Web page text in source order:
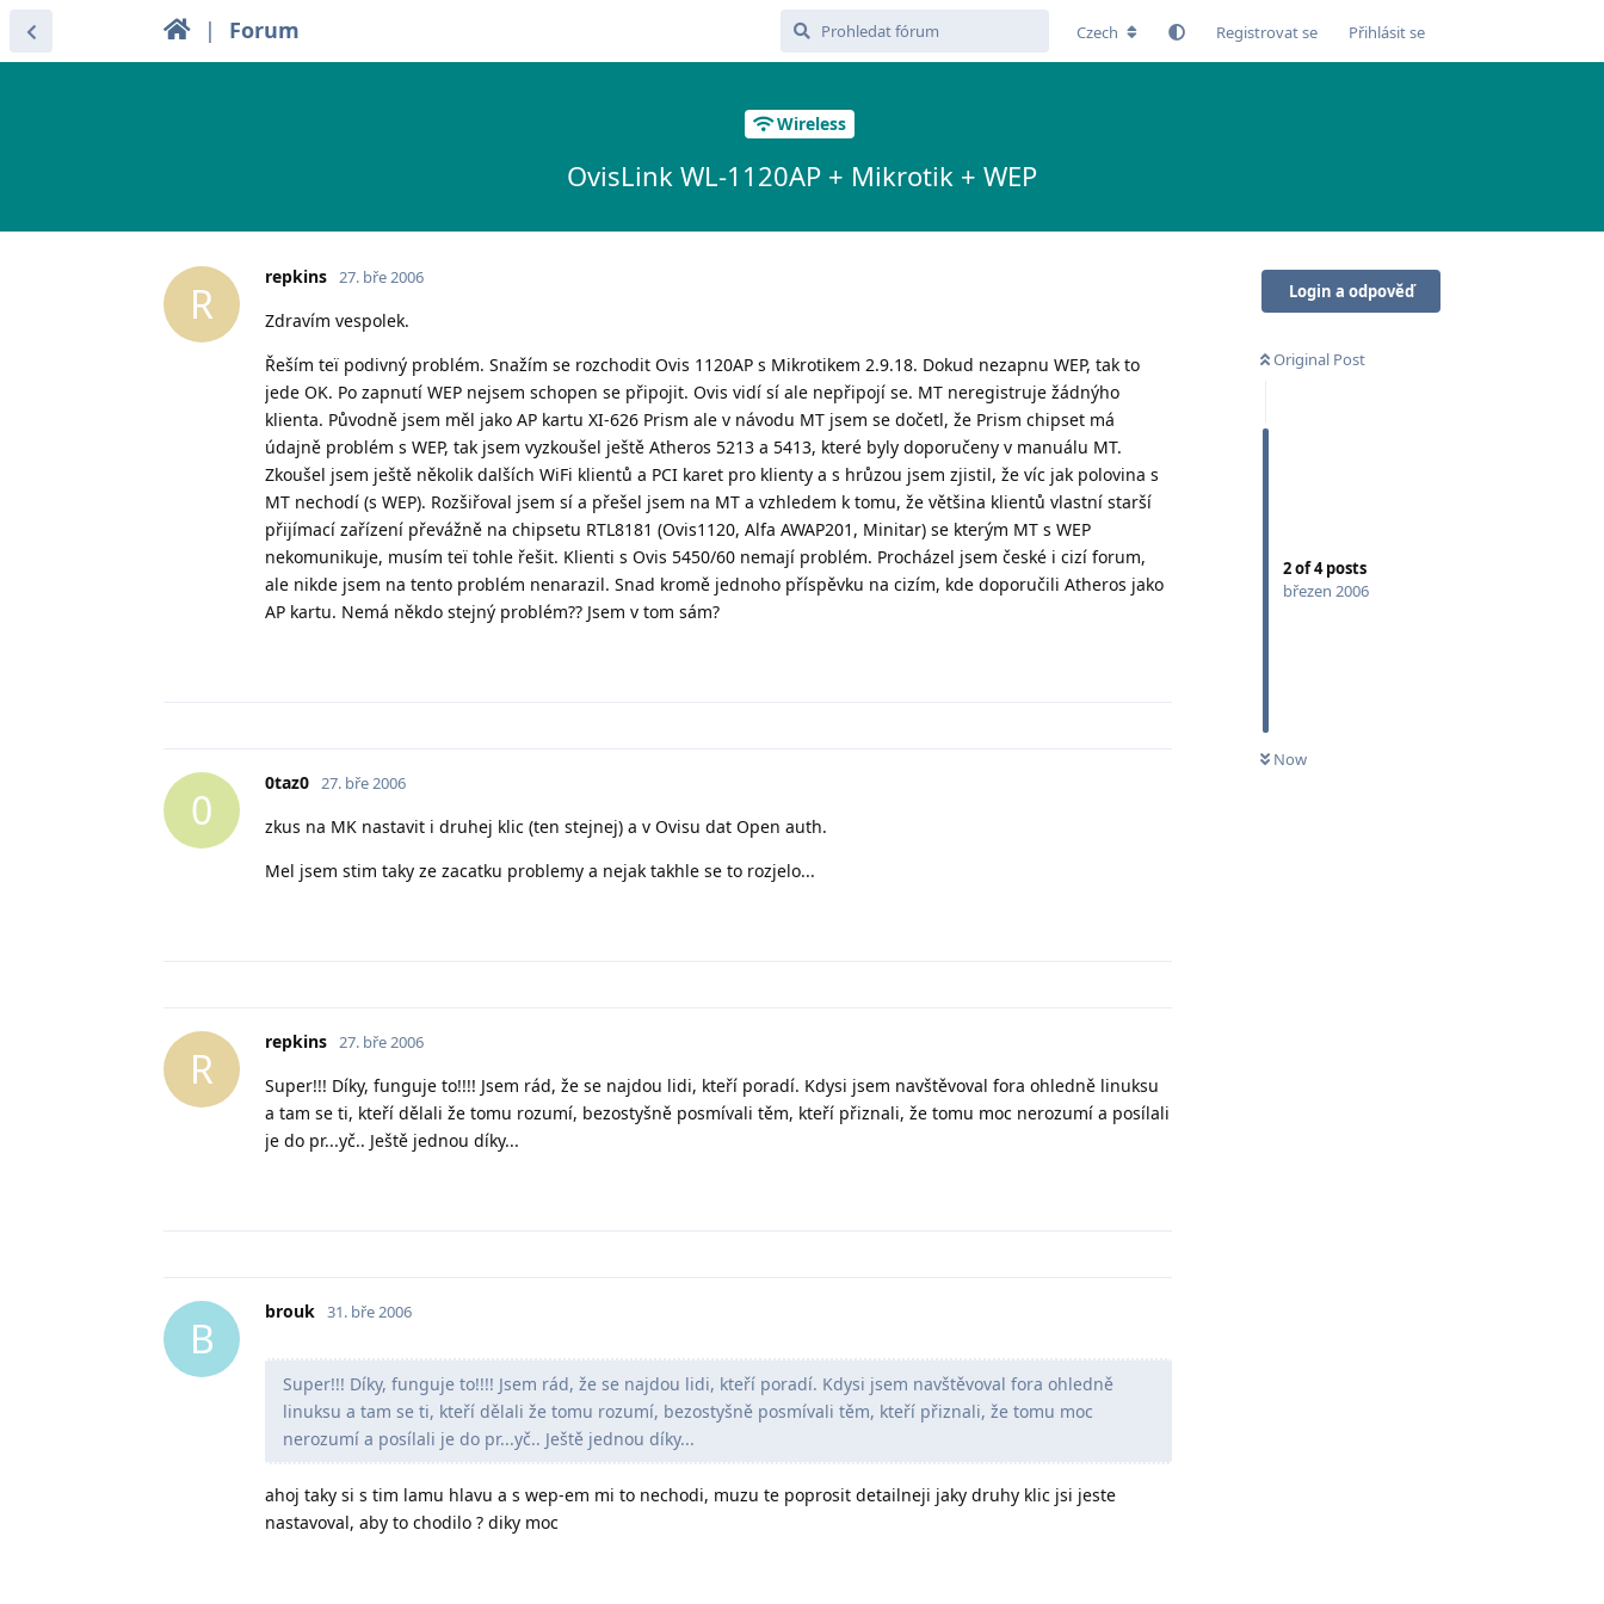
| Forum Czech Registrovat se Přihlásit se
Wireless
OvisLink WL-1120AP + Mikrotik + WEP
Login a odpověď
Original Post
2of4posts
březen 2006
Now
R
repkins 27. bře 2006
Zdravím vespolek.
Řeším teï podivný problém. Snažím se rozchodit Ovis 1120AP s Mikrotikem 2.9.18. Dokud nezapnu WEP, tak to
jede OK. Po zapnutí WEP nejsem schopen se připojit. Ovis vidí sí ale nepřipojí se. MT neregistruje žádnýho
klienta. Původně jsem měl jako AP kartu XI-626 Prism ale v návodu MT jsem se dočetl, že Prism chipset má
údajně problém s WEP, tak jsem vyzkoušel ještě Atheros 5213 a 5413, které byly doporučeny v manuálu MT.
Zkoušel jsem ještě několik dalších WiFi klientů a PCI karet pro klienty a s hrůzou jsem zjistil, že víc jak polovina s
MT nechodí (s WEP). Rozšiřoval jsem sí a přešel jsem na MT a vzhledem k tomu, že většina klientů vlastní starší
přijímací zařízení převážně na chipsetu RTL8181 (Ovis1120, Alfa AWAP201, Minitar) se kterým MT s WEP
nekomunikuje, musím teï tohle řešit. Klienti s Ovis 5450/60 nemají problém. Procházel jsem české i cizí forum,
ale nikde jsem na tento problém nenarazil. Snad kromě jednoho příspěvku na cizím, kde doporučili Atheros jako
AP kartu. Nemá někdo stejný problém?? Jsem v tom sám?
0
0taz0 27. bře 2006
zkus na MK nastavit i druhej klic (ten stejnej) a v Ovisu dat Open auth.
Mel jsem stim taky ze zacatku problemy a nejak takhle se to rozjelo...
R
repkins 27. bře 2006
Super!!! Díky, funguje to!!!! Jsem rád, že se najdou lidi, kteří poradí. Kdysi jsem navštěvoval fora ohledně linuksu
a tam se ti, kteří dělali že tomu rozumí, bezostyšně posmívali těm, kteří přiznali, že tomu moc nerozumí a posílali
je do pr...yč.. Ještě jednou díky...
B
brouk 31. bře 2006
Super!!! Díky, funguje to!!!! Jsem rád, že se najdou lidi, kteří poradí. Kdysi jsem navštěvoval fora ohledně
linuksu a tam se ti, kteří dělali že tomu rozumí, bezostyšně posmívali těm, kteří přiznali, že tomu moc
nerozumí a posílali je do pr...yč.. Ještě jednou díky...
ahoj taky si s tim lamu hlavu a s wep-em mi to nechodi, muzu te poprosit detailneji jaky druhy klic jsi jeste
nastavoval, aby to chodilo ? diky moc